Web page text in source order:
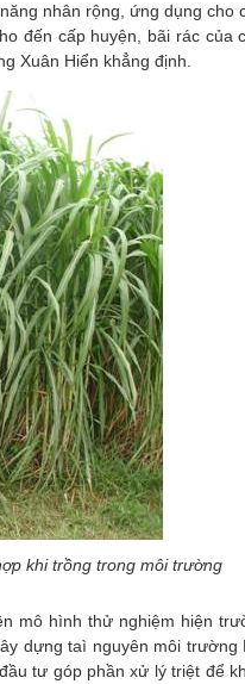
nhân rộng, ứng dụng cho
đến cấp huyện, bãi rác của
Xuân Hiển khẳng định.
khi trồng trong môi trường
mô hình thử nghiệm hiện
dựng taì nguyên môi trường
tư góp phần xử lý triệt để